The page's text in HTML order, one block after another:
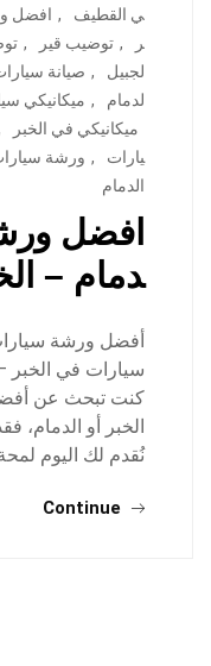
ي القطيف
, افضل
ر
, توضيب قير ,
لجبيل
, صيانة
لدمام
, ميكانيكي
ميكانيكي في الخبر
يارات
, ورشة
الدمام
افضل
دمام –
أفضل ورشة
سيارات في الخبر –
كنت تبحث عن
الخبر أو الدمام،
نُقدم لك اليوم
Continue